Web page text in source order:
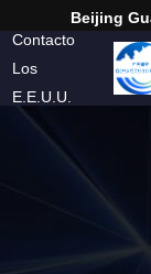
Contacto
Los
E.E.U.U.